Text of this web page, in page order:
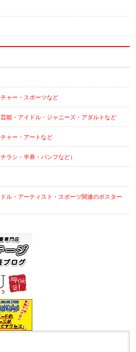
ャー・スポーツなど
能・アイドル・ジャニーズ・アダルトなど
ャー・アートなど
ラシ・半券・パンフなど）
ル・アーティスト・スポーツ関連のポスター